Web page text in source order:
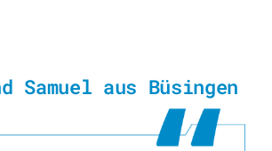
Samuel aus Büsingen